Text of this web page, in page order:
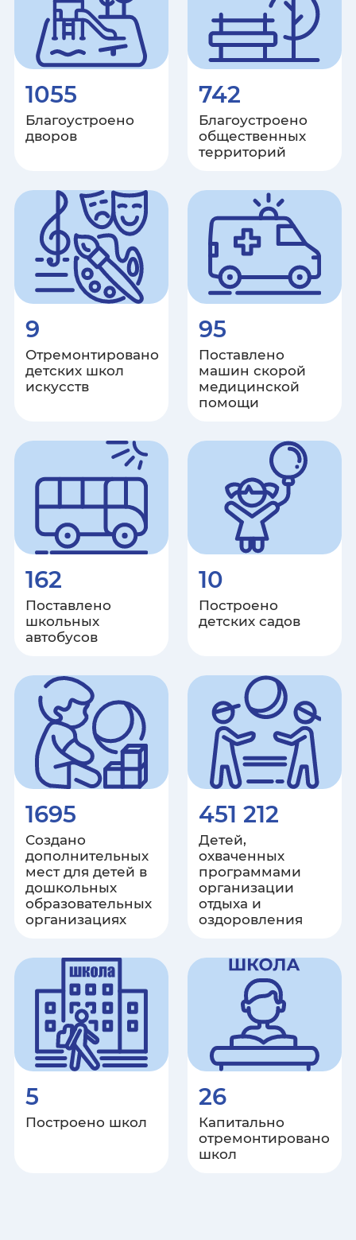
Херсонская область
Челябинская область
Чеченская республика
Чувашская республика
Ямало-Ненецкий автономный
округ
Ярославская область
1055
Благоустроено
дворов
742
Благоустроено
общественных
территорий
9
Отремонтировано
детских школ
искусств
95
Поставлено
машин скорой
медицинской
помощи
162
Поставлено
школьных
автобусов
10
Построено
детских садов
1695
Создано
дополнительных
мест для детей в
дошкольных
образовательных
организациях
451 212
Детей,
охваченных
программами
организации
отдыха и
оздоровления
5
Построено школ
26
Капитально
отремонтировано
школ